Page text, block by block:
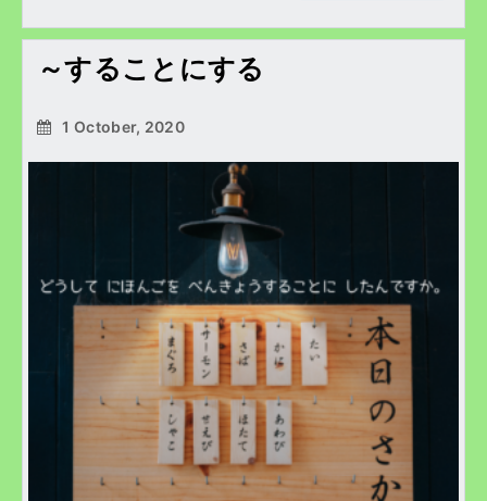
～することにする
1 October, 2020